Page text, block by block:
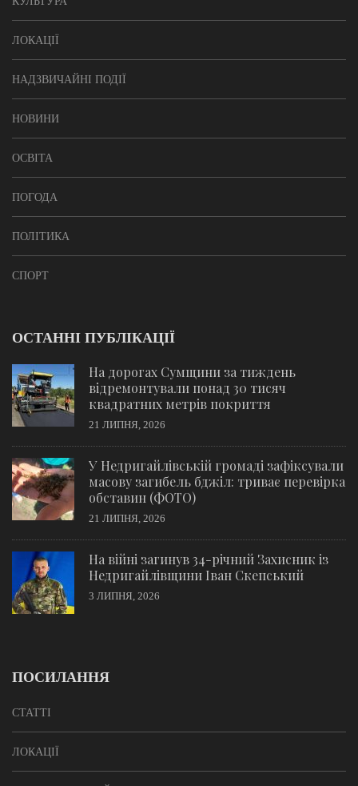
ЛОКАЦІЇ
НАДЗВИЧАЙНІ ПОДІЇ
НОВИНИ
ОСВІТА
ПОГОДА
ПОЛІТИКА
СПОРТ
ОСТАННІ ПУБЛІКАЦІЇ
На дорогах Сумщини за тиждень
відремонтували понад 30 тисяч
квадратних метрів покриття
21 ЛИПНЯ, 2026
У Недригайлівській громаді зафіксували
масову загибель бджіл: триває перевірка
обставин (ФОТО)
21 ЛИПНЯ, 2026
На війні загинув 34-річний Захисник із
Недригайлівщини Іван Скепський
3 ЛИПНЯ, 2026
ПОСИЛАННЯ
СТАТТІ
ЛОКАЦІЇ